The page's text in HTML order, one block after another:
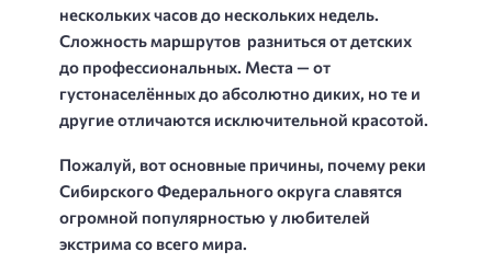
нескольких часов до нескольких недель.
Сложность маршрутов разниться от детских
до профессиональных. Места — от
густонаселённых до абсолютно диких, но те и
другие отличаются исключительной красотой.
Пожалуй, вот основные причины, почему реки
Сибирского Федерального округа славятся
огромной популярностью у любителей
экстрима со всего мира.